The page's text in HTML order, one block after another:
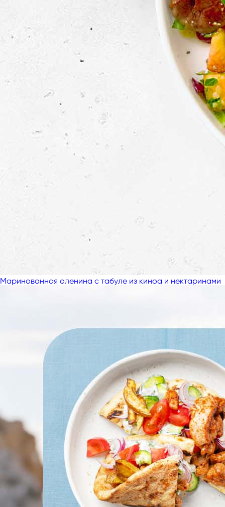
Маринованная оленина с табуле из киноа и нектаринами